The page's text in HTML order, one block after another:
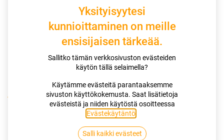
Kauppa 195/50R16 88V SAILUN ATREZZO ELITE2 XL RP
195/50R16 88V SAILUN ATREZZO
Yksityisyytesi
kunnioittaminen on meille
ensisijaisen tärkeää.
Sallitko tämän verkkosivuston evästeiden
käytön tällä selaimella?
Käytämme evästeitä parantaaksemme
sivuston käyttökokemusta. Saat lisätietoja
evästeistä ja niiden käytöstä osoitteessa
Evästekäytäntö
Salli kaikki evästeet